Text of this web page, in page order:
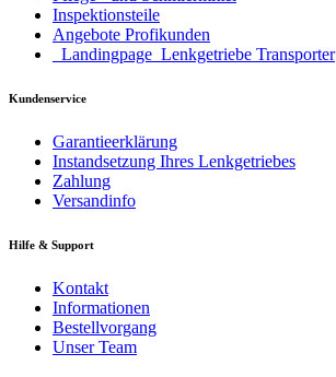
Inspektionsteile
Angebote Profikunden
_Landingpage_Lenkgetriebe Transporter
Kundenservice
Garantieerklärung
Instandsetzung Ihres Lenkgetriebes
Zahlung
Versandinfo
Hilfe & Support
Kontakt
Informationen
Bestellvorgang
Unser Team